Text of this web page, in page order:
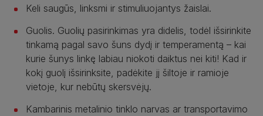
Keli saugūs, linksmi ir stimuliuojantys žaislai.
Guolis. Guolių pasirinkimas yra didelis, todėl išsirinkite
tinkamą pagal savo šuns dydį ir temperamentą – kai
kurie šunys linkę labiau niokoti daiktus nei kiti! Kad ir
kokį guolį išsirinksite, padėkite jį šiltoje ir ramioje
vietoje, kur nebūtų skersvėjų.
Kambarinis metalinio tinklo narvas ar transportavimo